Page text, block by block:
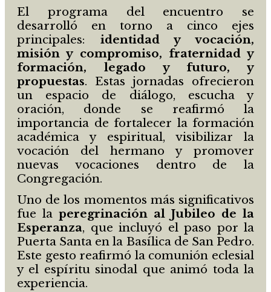
El programa del encuentro se
desarrolló en torno a cinco ejes
principales: identidad y vocación,
misión y compromiso, fraternidad y
formación, legado y futuro, y
propuestas. Estas jornadas ofrecieron
un espacio de diálogo, escucha y
oración, donde se reafirmó la
importancia de fortalecer la formación
académica y espiritual, visibilizar la
vocación del hermano y promover
nuevas vocaciones dentro de la
Congregación.
Uno de los momentos más significativos
fue la peregrinación al Jubileo de la
Esperanza, que incluyó el paso por la
Puerta Santa en la Basílica de San Pedro.
Este gesto reafirmó la comunión eclesial
y el espíritu sinodal que animó toda la
experiencia.